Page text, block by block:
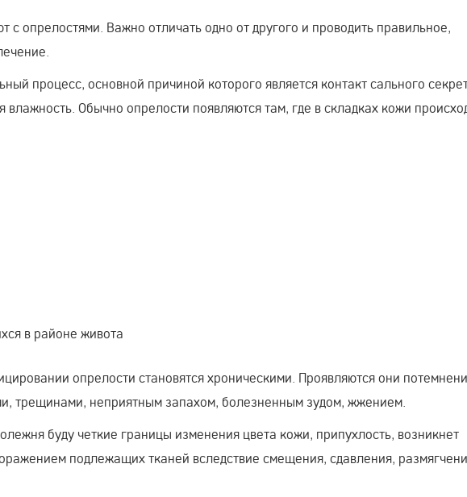
с опрелостями. Важно отличать одно от другого и проводить правильное,
процесс, основной причиной которого является контакт сального
Обычно опрелости появляются там, где в складках кожи
в районе живота
опрелости становятся хроническими. Проявляются они
трещинами, неприятным запахом, болезненным зудом, жжением.
буду четкие границы изменения цвета кожи, припухлость, возникнет
подлежащих тканей вследствие смещения, сдавления,